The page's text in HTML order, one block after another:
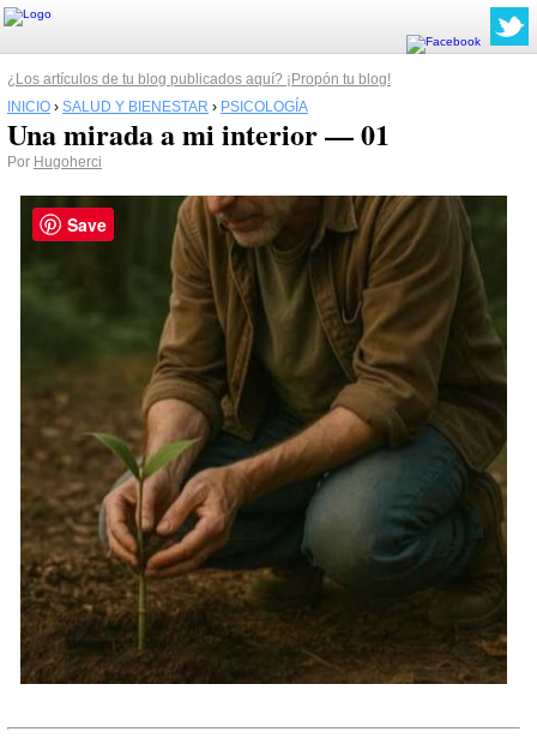
¿Los artículos de tu blog publicados aquí? ¡Propón tu blog!
INICIO › SALUD Y BIENESTAR › PSICOLOGÍA
Una mirada a mi interior — 01
Por Hugoherci
Save